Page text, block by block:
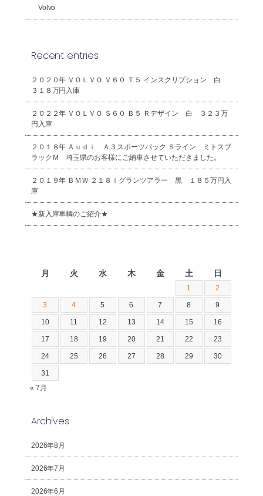
Volvo
Recent entries
２０２０年 ＶＯＬＶＯ Ｖ６０ Ｔ５ インスクリプション 白
３１８万円入庫
２０２２年 ＶＯＬＶＯ Ｓ６０ Ｂ５ Ｒデザイン 白 ３２３万
円入庫
２０１８年 Ａｕｄｉ Ａ３スポーツバック Ｓライン ミトスブ
ラックＭ 埼玉県のお客様にご納車させていただきました。
２０１９年 ＢＭＷ ２１８ｉグランツアラー 黒 １８５万円入
庫
★新入庫車輌のご紹介★
月 火 水 木 金 土 日
1 2
3 4 5 6 7 8 9
10 11 12 13 14 15 16
17 18 19 20 21 22 23
24 25 26 27 28 29 30
31
« 7月
Archives
2026年8月
2026年7月
2026年6月